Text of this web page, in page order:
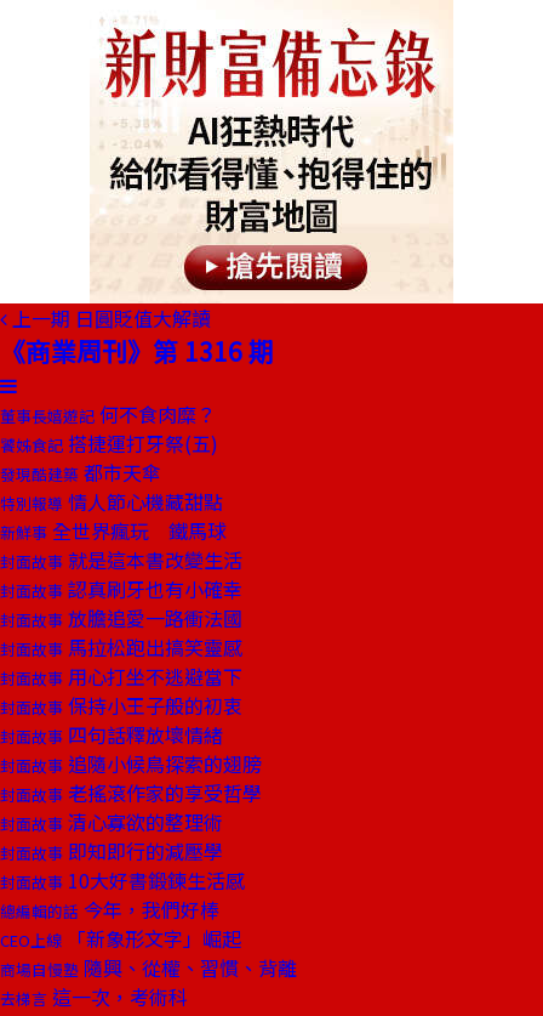
上一期 日圓貶值大解讀
《商業周刊》第 1316 期
董事長嬉遊記 何不食肉糜？
饕姊食記 搭捷運打牙祭(五)
發現酷建築 都市天傘
特別報導 情人節心機藏甜點
新鮮事 全世界瘋玩 鐵馬球
封面故事 就是這本書改變生活
封面故事 認真刷牙也有小確幸
封面故事 放膽追愛一路衝法國
封面故事 馬拉松跑出搞笑靈感
封面故事 用心打坐不逃避當下
封面故事 保持小王子般的初衷
封面故事 四句話釋放壞情緒
封面故事 追隨小候鳥探索的翅膀
封面故事 老搖滾作家的享受哲學
封面故事 清心寡欲的整理術
封面故事 即知即行的減壓學
封面故事 10大好書鍛鍊生活感
總編輯的話 今年，我們好棒
CEO上線 「新象形文字」崛起
商場自慢塾 隨興、從權、習慣、背離
去梯言 這一次，考術科